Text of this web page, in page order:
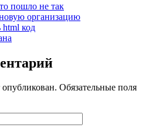
пошло не так
организацию
html код
Обязательные поля